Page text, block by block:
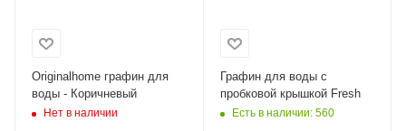
Originalhome графин для
воды - Коричневый
Нет в наличии
Графин для воды с
пробковой крышкой Fresh
Есть в наличии: 560